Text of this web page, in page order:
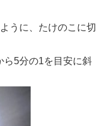
うに、たけのこに切
ら5分の1を目安に斜